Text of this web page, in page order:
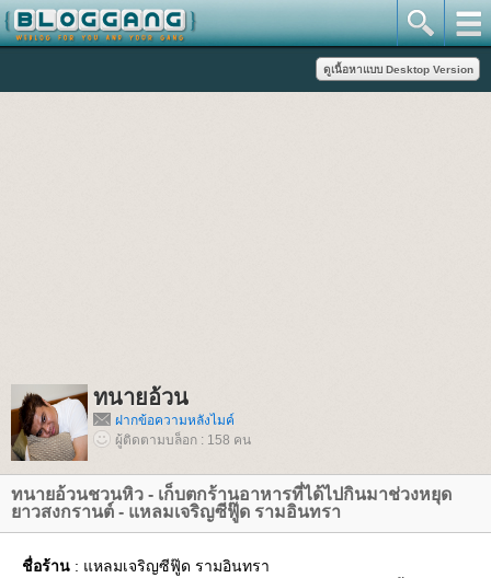
ทนายอ้วน
ฝากข้อความหลังไมค์
ผู้ติดตามบล็อก : 158 คน
ทนายอ้วนชวนหิว - เก็บตกร้านอาหารที่ได้ไปกินมาช่วงหยุด
าวสงกรานต์ - แหลมเจริญซีฟู๊ด รามอินทรา
ชื่อร้าน : แหลมเจริญซีฟู๊ด รามอินทรา